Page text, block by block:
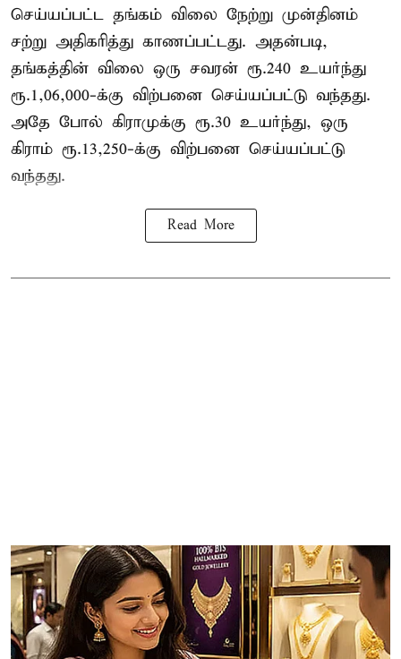
செய்யப்பட்ட தங்கம் விலை நேற்று முன்தினம்
சற்று அதிகரித்து காணப்பட்டது. அதன்படி,
தங்கத்தின் விலை ஒரு சவரன் ரூ.240 உயர்ந்து
ரூ.1,06,000-க்கு விற்பனை செய்யப்பட்டு வந்தது.
அதே போல் கிராமுக்கு ரூ.30 உயர்ந்து, ஒரு
கிராம் ரூ.13,250-க்கு விற்பனை செய்யப்பட்டு
வந்தது.
Read More